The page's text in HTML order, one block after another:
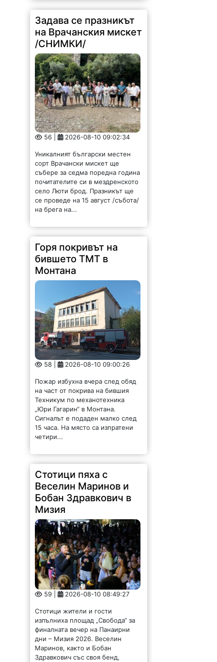
Задава се празникът
на Врачанския мискет
/СНИМКИ/
56 | 2026-08-10 09:02:34
Уникалният български местен
сорт Врачански мискет ще
събере за седма поредна година
почитателите си в мездренското
село Люти брод. Празникът ще
се проведе на 15 август /събота/
на брега на...
Горя покривът на
бившето ТМТ в
Монтана
58 | 2026-08-10 09:00:26
Пожар избухна вчера след обяд
на част от покрива на бившия
Техникум по механотехника
„Юри Гагарин“ в Монтана.
Сигналът е подаден малко след
15 часа. На място са изпратени
четири...
Стотици пяха с
Веселин Маринов и
Бобан Здравкович в
Мизия
59 | 2026-08-10 08:49:27
Стотици жители и гости
изпълниха площад „Свобода“ за
финалната вечер на Панаирни
дни – Мизия 2026. Веселин
Маринов, както и Бобан
Здравкович със своя бенд,